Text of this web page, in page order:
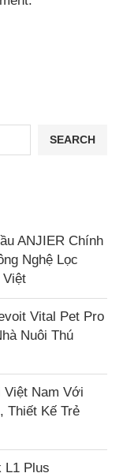
SEARCH
ANJIER Chính
Nghệ Lọc
Vital Pet Pro
Nuôi Thú
Việt Nam Với
Thiết Kế Trẻ
L1 Plus